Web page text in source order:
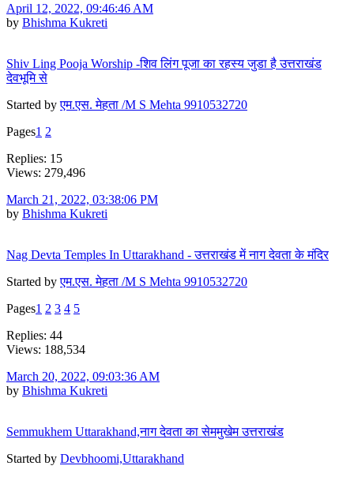
April 12, 2022, 09:46:46 AM
by Bhishma Kukreti
Shiv Ling Pooja Worship -शिव लिंग पूजा का रहस्य जुडा है उत्तराखंड
देवभूमि से
Started byएम.एस. मेहता /M S Mehta 9910532720
Pages1 2
Replies: 15
Views: 279,496
March 21, 2022, 03:38:06 PM
by Bhishma Kukreti
Nag Devta Temples In Uttarakhand - उत्तराखंड में नाग देवता के मंदिर
Started byएम.एस. मेहता /M S Mehta 9910532720
Pages1 2 3 4 5
Replies: 44
Views: 188,534
March 20, 2022, 09:03:36 AM
by Bhishma Kukreti
Semmukhem Uttarakhand,नाग देवता का सेममुखेम उत्तराखंड
Started by Devbhoomi,Uttarakhand